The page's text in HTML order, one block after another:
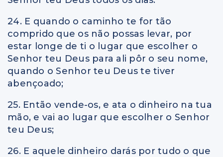
24. E quando o caminho te for tão
comprido que os não possas levar, por
estar longe de ti o lugar que escolher o
Senhor teu Deus para ali pôr o seu nome,
quando o Senhor teu Deus te tiver
abençoado;
25. Então vende-os, e ata o dinheiro na tua
mão, e vai ao lugar que escolher o Senhor
teu Deus;
26. E aquele dinheiro darás por tudo o que